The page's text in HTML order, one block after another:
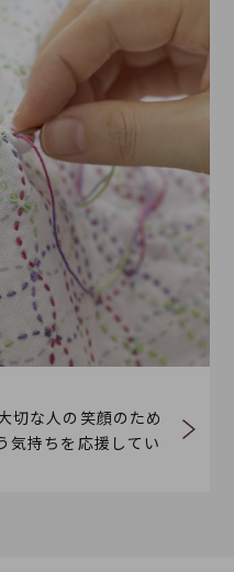
切な人の笑顔のため
気持ちを応援してい